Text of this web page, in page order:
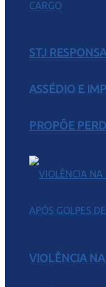
STJ
ASSÉDIO E
PROPÕE
VIOLÊNCIA